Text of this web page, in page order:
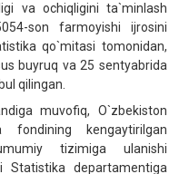
va ochiqligini ta`minlash
son farmoyishi ijrosini
qo`mitasi tomonidan,
buyruq va 25 sentyabrida
qilingan.
muvofiq, O`zbekiston
fondining kengaytirilgan
tizimiga ulanishi
Statistika departamentiga